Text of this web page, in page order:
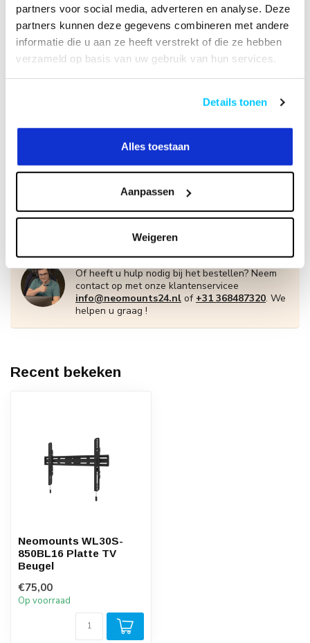
partners voor social media, adverteren en analyse. Deze
partners kunnen deze gegevens combineren met andere
informatie die u aan ze heeft verstrekt of die ze hebben
verzameld op basis van uw gebruik van hun services.
Details tonen
Alles toestaan
Aanpassen
Weigeren
TV Standaard+Universele Videobar kit
WL30S-850BL16 Platte TV Beugel + AV2-500BL
Universele Videobar kit
-6%
€174,00
Heeft u een vraag over dit product?
Of heeft u hulp nodig bij het bestellen? Neem
contact op met onze klantenservicee
info@neomounts24.nl of +31 368487320. We
helpen u graag !
Recent bekeken
Neomounts WL30S-
850BL16 Platte TV
Beugel
€75,00
Op voorraad